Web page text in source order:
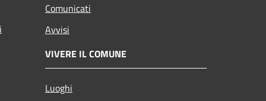
Comunicati
Avvisi
VIVERE IL COMUNE
Luoghi